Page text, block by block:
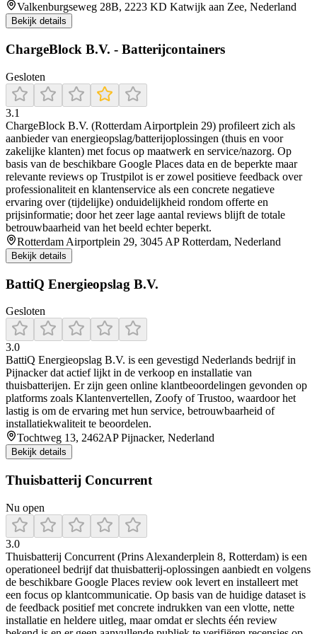
Valkenburgseweg 28B, 2223 KD Katwijk aan Zee, Nederland
Bekijk details
ChargeBlock B.V. - Batterijcontainers
Gesloten
3.1
ChargeBlock B.V. (Rotterdam Airportplein 29) profileert zich als
aanbieder van energieopslag/batterijoplossingen (thuis en voor
zakelijke klanten) met focus op maatwerk en service/nazorg. Op
basis van de beschikbare Google Places data en de beperkte maar
relevante reviews op Trustpilot is er zowel positieve feedback over
professionaliteit en klantenservice als een concrete negatieve
ervaring over (tijdelijke) onduidelijkheid rondom offerte en
prijsinformatie; door het zeer lage aantal reviews blijft de totale
betrouwbaarheid van het beeld echter beperkt.
Rotterdam Airportplein 29, 3045 AP Rotterdam, Nederland
Bekijk details
BattiQ Energieopslag B.V.
Gesloten
3.0
BattiQ Energieopslag B.V. is een gevestigd Nederlands bedrijf in
Pijnacker dat actief lijkt in de verkoop en installatie van
thuisbatterijen. Er zijn geen online klantbeoordelingen gevonden op
platforms zoals Klantenvertellen, Zoofy of Trustoo, waardoor het
lastig is om de ervaring met hun service, betrouwbaarheid of
installatiekwaliteit te beoordelen.
Tochtweg 13, 2462AP Pijnacker, Nederland
Bekijk details
Thuisbatterij Concurrent
Nu open
3.0
Thuisbatterij Concurrent (Prins Alexanderplein 8, Rotterdam) is een
operationeel bedrijf dat thuisbatterij-oplossingen aanbiedt en volgens
de beschikbare Google Places review ook levert en installeert met
een focus op klantcommunicatie. Op basis van de huidige dataset is
de feedback positief met concrete indrukken van een vlotte, nette
installatie en heldere uitleg, maar omdat er slechts één review